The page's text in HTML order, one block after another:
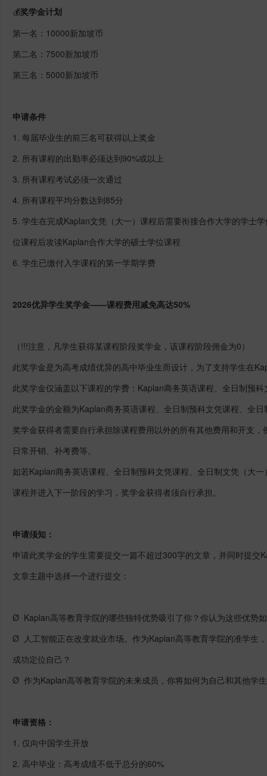
💰奖学金计划
第一名：10000新加坡币
第二名：7500新加坡币
第三名：5000新加坡币
申请条件
1. 每届毕业生的前三名可获得以上奖金
2. 所有课程的出勤率必须达到90%或以上
3. 所有课程考试必须一次通过
4. 所有课程平均分数达到85分
5. 学生在完成Kaplan文凭（大一）课程后需要衔接合作大学的学士
位课程后攻读Kaplan合作大学的硕士学位课程
6. 学生已缴付入学课程的第一学期学费
2026优异学生奖学金——课程费用减免高达50%
（!!!注意，凡学生获得某课程阶段奖学金，该课程阶段佣金为0）
此奖学金是为高考成绩优异的高中毕业生而设计，为了支持学生在
此奖学金仅涵盖以下课程的学费：Kaplan商务英语课程、全日制预
此奖学金的金额为Kaplan商务英语课程、全日制预科文凭课程、全
奖学金获得者需要自行承担除课程费用以外的所有其他费用和开支
日常开销、补考费等。
如若Kaplan商务英语课程、全日制预科文凭课程、全日制文凭（大
课程并进入下一阶段的学习，奖学金获得者须自行承担。
申请须知：
申请此奖学金的学生需要提交一篇不超过300字的文章，并同时提
文章主题中选择一个进行提交：
Ø Kaplan高等教育学院的哪些独特优势吸引了你？你认为这些优势
Ø 人工智能正在改变就业市场。作为Kaplan高等教育学院的准学生
成功定位自己？
Ø 作为Kaplan高等教育学院的未来成员，你将如何为自己和其他学
申请资格：
1. 仅向中国学生开放
2. 高中毕业：高考成绩不低于总分的60%